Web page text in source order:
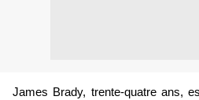
James Brady, trente-quatre ans,